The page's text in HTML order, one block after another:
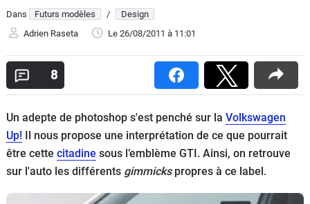
Guide
d'achat
Electriques
Utilitaires
Flottes
Auto
Dans Futurs modèles /
Design
Adrien Raseta
Le 26/08/2011 à 11:01
8
Un adepte de photoshop s'est penché sur la Volkswagen
Up! Il nous propose une interprétation de ce que pourrait
être cette citadine sous l’emblème GTI. Ainsi, on retrouve
sur l'auto les différents gimmickspropres à ce label.